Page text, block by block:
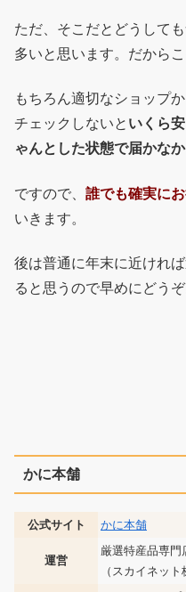
ただ、そこだとどうして
多いと思います。だから
もちろん適切なショップ
チェックしないと いくら
ゃんとした状態で届かな
ですので、 誰でも確実に
いきます。
後は普通に年末に近けれ
ると思うので早めにどうぞ
かに本舗
公式サイト かに本舗
運営
厳選特産品専門
（スカイネッ